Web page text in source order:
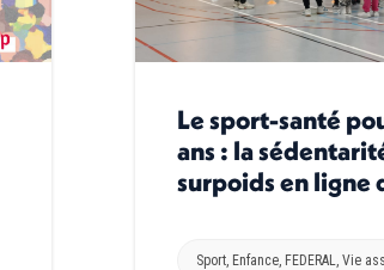
Le sport-santé
ans : la
surpoids en ligne
Sport, Enfance, FEDERAL, Vie